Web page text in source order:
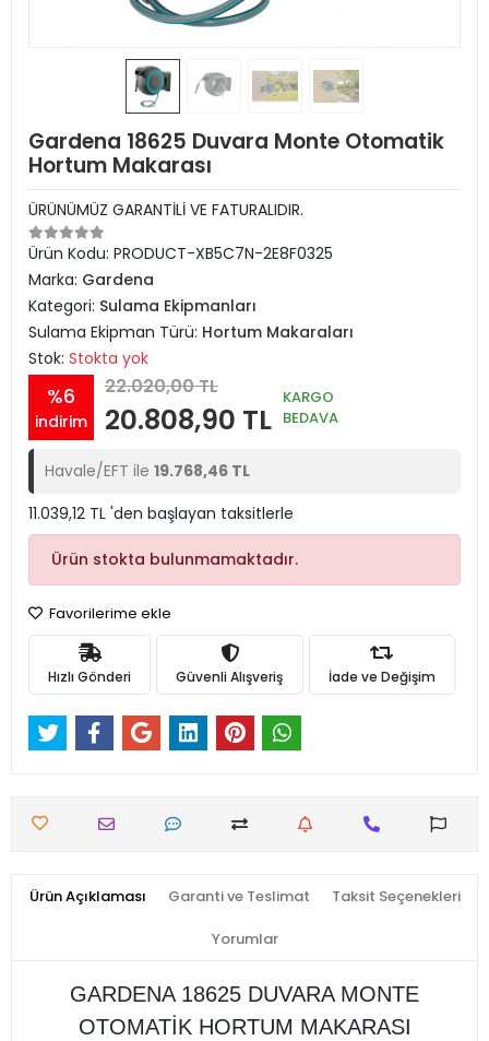
Gardena 18625 Duvara Monte Otomatik
Hortum Makarası
ÜRÜNÜMÜZ GARANTİLİ VE FATURALIDIR.
Ürün Kodu: PRODUCT-XB5C7N-2E8F0325
Marka: Gardena
Kategori: Sulama Ekipmanları
Sulama Ekipman Türü: Hortum Makaraları
Stok: Stokta yok
%6
indirim
22.020,00 TL
20.808,90 TL
KARGO
BEDAVA
Havale/EFT ile 19.768,46 TL
11.039,12 TL 'den başlayan taksitlerle
Ürün stokta bulunmamaktadır.
Favorilerime ekle
Hızlı Gönderi Güvenli Alışveriş İade ve Değişim
Ürün Açıklaması Garanti ve Teslimat Taksit Seçenekleri
Yorumlar
GARDENA 18625 DUVARA MONTE
OTOMATİK HORTUM MAKARASI